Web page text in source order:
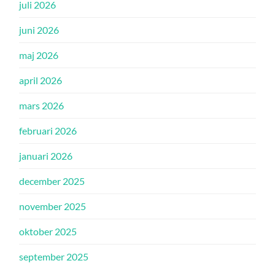
juli 2026
juni 2026
maj 2026
april 2026
mars 2026
februari 2026
januari 2026
december 2025
november 2025
oktober 2025
september 2025